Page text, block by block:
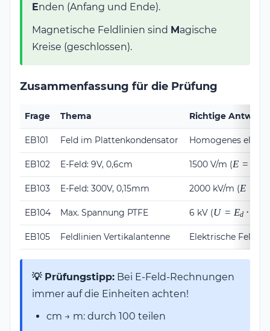
Enden (Anfang und Ende).
Magnetische Feldlinien sind Magische
Kreise (geschlossen).
Zusammenfassung für die Prüfung
Frage Thema Richtige Antwort
EB101 Feld im Plattenkondensator Homogenes
EB102 E-Feld: 9V, 0,6cm 1500 V/m (E =
U/d
E =
EB103 E-Feld: 300V, 0,15mm 2000 kV/m (E =
U/d
E =
EB104 Max. Spannung PTFE 6 kV (U =
E_d
\cdot
d
U = Ed ⋅
EB105 Feldlinien Vertikalantenne Elektrische
💡 Prüfungstipp: Bei E-Feld-Rechnungen
immer auf die Einheiten achten!
cm → m: durch 100 teilen